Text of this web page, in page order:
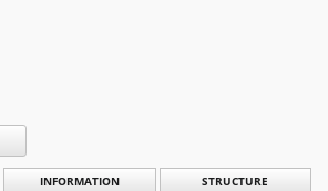
INFORMATION STRUCTURE